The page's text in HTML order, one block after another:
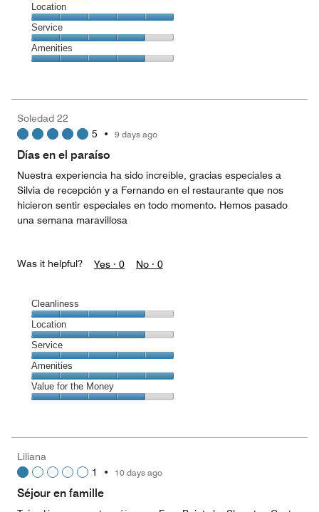
Cleanliness,
2
out
of
5
Location
Location,
5
out
Service
Service,
4
5
Amenities
5
Soledad 22
5 • 9 days ago
Días en el paraíso
Nuestra experiencia ha sido increíble, gracias especiales a
Silvia de recepción y a Fernando en el restaurante que nos
hicieron sentir especiales en todo momento. Hemos pasado
una semana maravillosa
Was it helpful? Yes · 0 No · 0
Cleanliness
Cleanliness,
4
out
of
5
Location
Location,
4
out
of
5
Service
Service,
5
out
Amenities
Amenities,
5
5
Value for the Money
4
out
of
5
Liliana
1
• 10 days ago
Séjour en famille